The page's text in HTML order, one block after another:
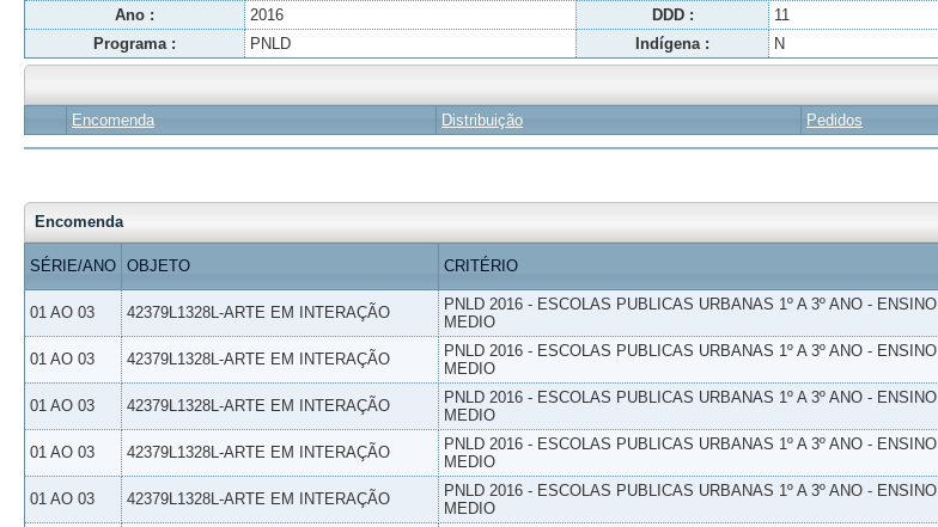
Ano :
2016 DDD : 11
Programa :
PNLD Indígena : N
Encomenda Distribuição Pedidos
Encomenda
SÉRIE/ANO OBJETO CRITÉRIO
01 AO 03 42379L1328L-ARTE EM INTERAÇÃO
PNLD 2016 - ESCOLAS PUBLICAS URBANAS 1º A 3º ANO - ENSINO
MEDIO
01 AO 03 42379L1328L-ARTE EM INTERAÇÃO
PNLD 2016 - ESCOLAS PUBLICAS URBANAS 1º A 3º ANO - ENSINO
MEDIO
01 AO 03 42379L1328L-ARTE EM INTERAÇÃO
PNLD 2016 - ESCOLAS PUBLICAS URBANAS 1º A 3º ANO - ENSINO
MEDIO
01 AO 03 42379L1328L-ARTE EM INTERAÇÃO
PNLD 2016 - ESCOLAS PUBLICAS URBANAS 1º A 3º ANO - ENSINO
MEDIO
01 AO 03 42379L1328L-ARTE EM INTERAÇÃO
PNLD 2016 - ESCOLAS PUBLICAS URBANAS 1º A 3º ANO - ENSINO
MEDIO